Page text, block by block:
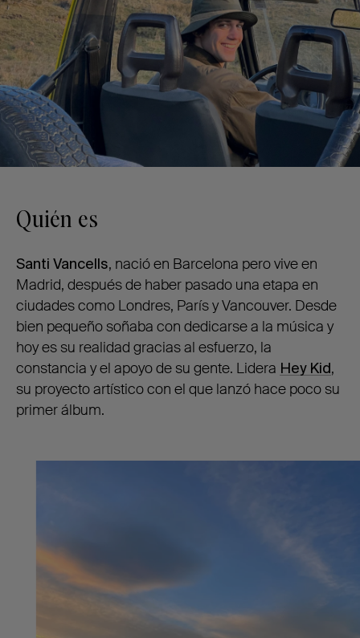
Quién es
Santi Vancells, nació en Barcelona pero vive en
Madrid, después de haber pasado una etapa en
ciudades como Londres, París y Vancouver. Desde
bien pequeño soñaba con dedicarse a la música y
hoy es su realidad gracias al esfuerzo, la
constancia y el apoyo de su gente. Lidera Hey Kid,
su proyecto artístico con el que lanzó hace poco su
primer álbum.